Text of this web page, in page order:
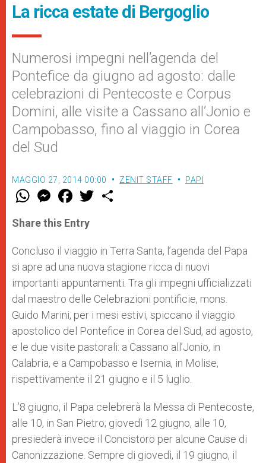
La ricca estate di Bergoglio
Numerosi impegni nell’agenda del
Pontefice da giugno ad agosto: dalle
celebrazioni di Pentecoste e Corpus
Domini, alle visite a Cassano all’Jonio e
Campobasso, fino al viaggio in Corea
del Sud
MAGGIO 27, 2014 00:00 ZENIT STAFF PAPI
W
t
s
p
p
M
e
s
e
g
e
r
F
a
e
b
o
k
w
r
Share this Entry
Concluso il viaggio in Terra Santa, l’agenda del Papa
si apre ad una nuova stagione ricca di nuovi
importanti appuntamenti. Tra gli impegni ufficializzati
dal maestro delle Celebrazioni pontificie, mons.
Guido Marini, per i mesi estivi, spiccano il viaggio
apostolico del Pontefice in Corea del Sud, ad agosto,
e le due visite pastorali: a Cassano all’Jonio, in
Calabria, e a Campobasso e Isernia, in Molise,
rispettivamente il 21 giugno e il 5 luglio.
L’8 giugno, il Papa celebrerà la Messa di Pentecoste,
alle 10, in San Pietro; giovedì 12 giugno, alle 10,
presiederà invece il Concistoro per alcune Cause di
Canonizzazione. Sempre di giovedì, il 19 giugno, il